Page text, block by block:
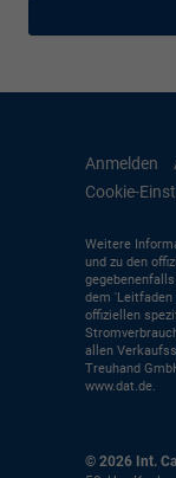
Anmelden
Cookie-
Weitere
und zu den
dem
offiziellen
allen
Treuhand
www.dat.de.
© 2026 Int.